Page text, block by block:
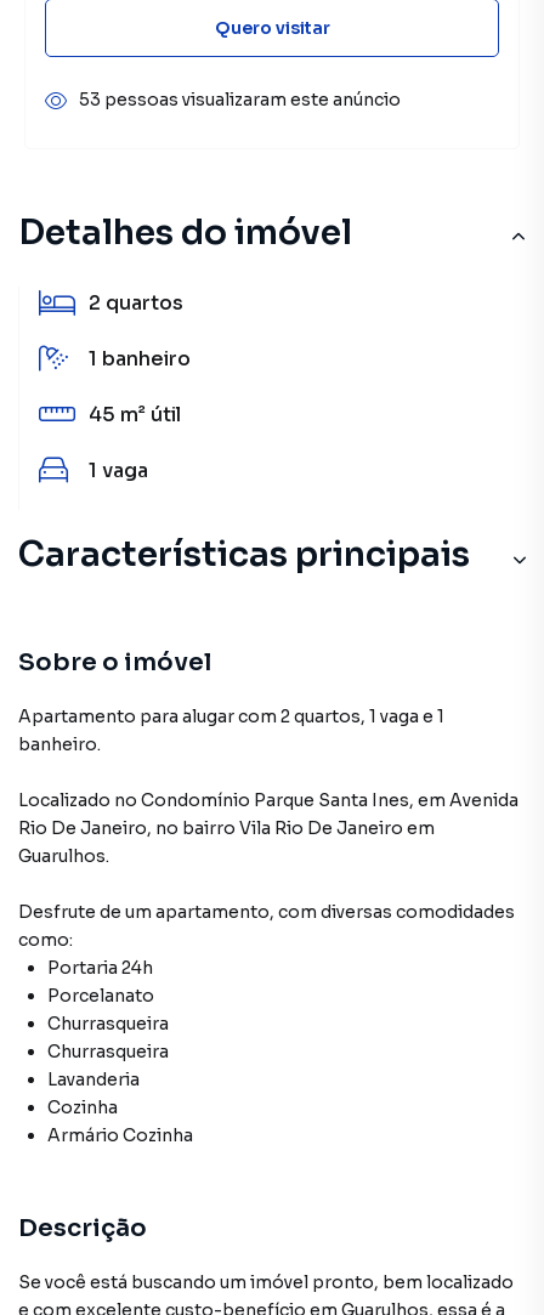
Detalhes do imóvel
2 quartos
1 banheiro
45 m² útil
1 vaga
Características principais
Sobre o imóvel
Apartamento para alugar com 2 quartos, 1 vaga e 1
banheiro.
Localizado no Condomínio Parque Santa Ines, em Avenida
Rio De Janeiro, no bairro Vila Rio De Janeiro em
Guarulhos.
Desfrute de um apartamento, com diversas comodidades
como:
Portaria 24h
Porcelanato
Churrasqueira
Churrasqueira
Lavanderia
Cozinha
Armário Cozinha
Descrição
Se você está buscando um imóvel pronto, bem localizado
e com excelente custo-benefício em Guarulhos, essa é a
Quero visitar
53 pessoas visualizaram este anúncio